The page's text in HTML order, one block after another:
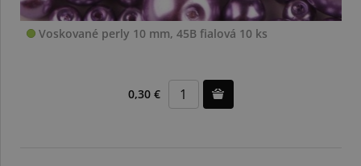
Voskované perly 10 mm, 45B fialová 10 ks
0,30 €